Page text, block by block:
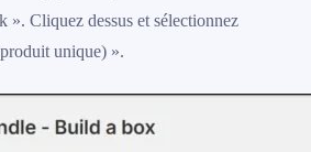
». Cliquez dessus et sélectionnez
unique) ».